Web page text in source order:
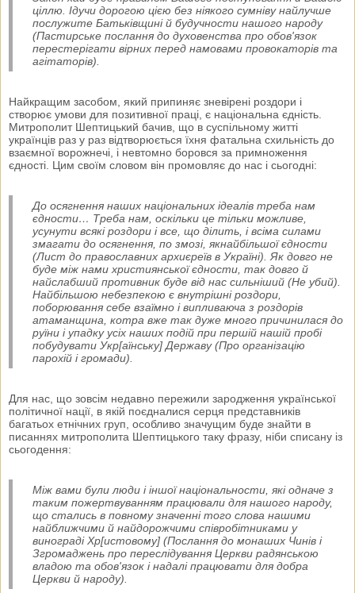
ціллю. Ідучи дорогою цією без ніякого сумніву найлучше
послужите Батьківщині й будучности нашого народу
(Пастирське послання до духовенства про обов'язок
перестерігати вірних перед намовами провокаторів та
агітаторів).
Найкращим засобом, який припиняє зневірені роздори і
створює умови для позитивної праці, є національна єдність.
Митрополит Шептицький бачив, що в суспільному житті
українців раз у раз відтворюється їхня фатальна схильність до
взаємної ворожнечі, і невтомно боровся за примноження
єдності. Цим своїм словом він промовляє до нас і сьогодні:
До осягнення наших національних ідеалів треба нам
єдности… Треба нам, оскільки це тільки можливе,
усунути всякі роздори і все, що ділить, і всіма силами
змагати до осягнення, по змозі, якнайбільшої єдности
(Лист до православних архиєреїв в Україні). Як довго не
буде між нами християнської єдности, так довго й
найслабший противник буде від нас сильніший (Не убий).
Найбільшою небезпекою є внутрішні роздори,
поборювання себе взаїмно і випливаюча з роздорів
атаманщина, котра вже так дуже много причинилася до
руїни і упадку усіх наших подій при першій нашій пробі
побудувати Укр[аїнську] Державу (Про організацію
парохій і громади).
Для нас, що зовсім недавно пережили зародження української
політичної нації, в якій поєдналися серця представників
багатьох етнічних груп, особливо значущим буде знайти в
писаннях митрополита Шептицького таку фразу, ніби списану із
сьогодення:
Між вами були люди і іншої національности, які одначе з
таким пожертвуванням працювали для нашого народу,
що стались в повному значенні того слова нашими
найближчими й найдорожчими співробітниками у
винограді Хр[истовому] (Послання до монаших Чинів і
Згромаджень про переслідування Церкви радянською
владою та обов'язок і надалі працювати для добра
Церкви й народу).